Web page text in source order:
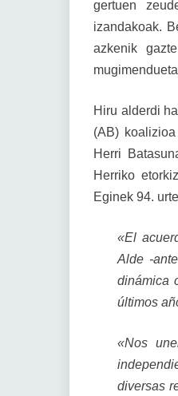
gertuen
izandakoak.
azkenik
Hiru alderdi
(AB)
Herri
Herriko
Eginek 94.
«El
Alde -
dinámica
últimos
«Nos
diversas